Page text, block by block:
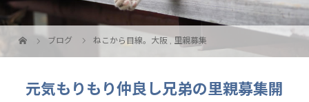
ブログ ねこから目線。大阪 , 里親募集
元気もりもり仲良し兄弟の里親募集開